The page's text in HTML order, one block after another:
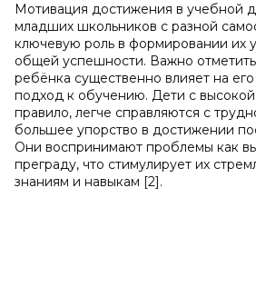
Мотивация достижения в учебной
младших школьников с разной
ключевую роль в формировании их
общей успешности. Важно
ребёнка существенно влияет на
подход к обучению. Дети с
правило, легче справляются с
большее упорство в достижении
Они воспринимают проблемы как
преграду, что стимулирует их
знаниям и навыкам [2].